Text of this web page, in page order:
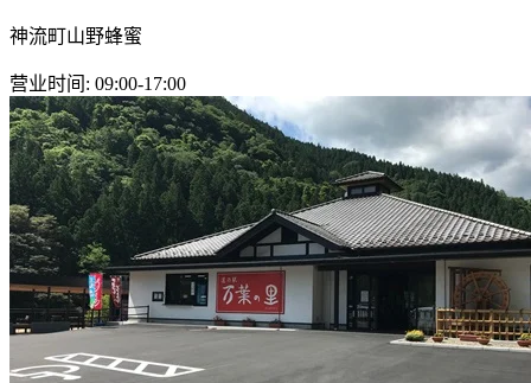
神流町山野蜂蜜
营业时间 : 09:00-17:00